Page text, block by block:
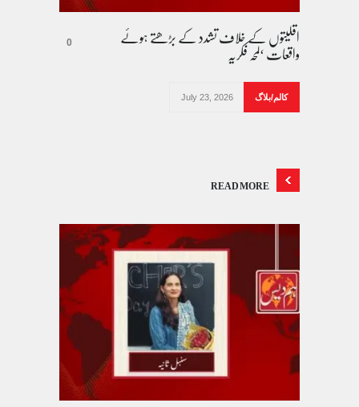
اقلیتوں کے خلاف تشدد کے بڑھتے ہوئے
واقعات ‘لمحہ فکریہ 0
کالم/بلاگ July 23, 2026
READ MORE